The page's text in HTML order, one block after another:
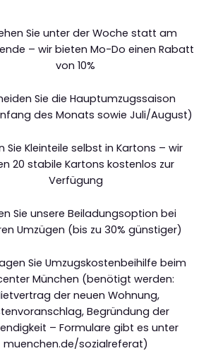
Sie unter der Woche statt am
– wir bieten Mo-Do einen Rabatt
von 10%
Sie die Hauptumzugssaison
des Monats sowie Juli/August)
Sie Kleinteile selbst in Kartons – wir
20 stabile Kartons kostenlos zur
Verfügung
Sie unsere Beiladungsoption bei
Umzügen (bis zu 30% günstiger)
Sie Umzugskostenbeihilfe beim
München (benötigt werden:
der neuen Wohnung,
Begründung der
– Formulare gibt es unter
muenchen.de/sozialreferat)